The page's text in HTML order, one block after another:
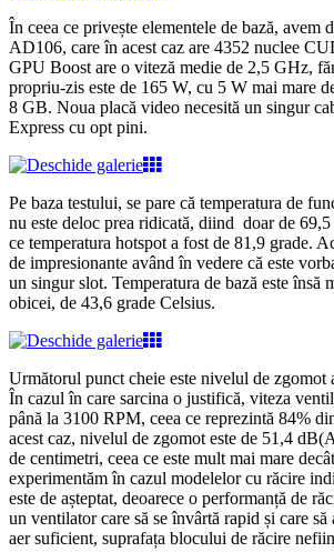
În ceea ce privește elementele de bază, avem
AD106, care în acest caz are 4352 nuclee
GPU Boost are o viteză medie de 2,5 GHz,
propriu-zis este de 165 W, cu 5 W mai mare
8 GB. Noua placă video necesită un singur
Express cu opt pini.
Pe baza testului, se pare că temperatura de
nu este deloc prea ridicată, diind doar de
ce temperatura hotspot a fost de 81,9 grade.
de impresionante având în vedere că este
un singur slot. Temperatura de bază este însă
obicei, de 43,6 grade Celsius.
Următorul punct cheie este nivelul de zgomot
În cazul în care sarcina o justifică, viteza
până la 3100 RPM, ceea ce reprezintă 84%
acest caz, nivelul de zgomot este de 51,4
de centimetri, ceea ce este mult mai mare
experimentăm în cazul modelelor cu răcire
este de așteptat, deoarece o performanță de
un ventilator care să se învârtă rapid și care
aer suficient, suprafața blocului de răcire